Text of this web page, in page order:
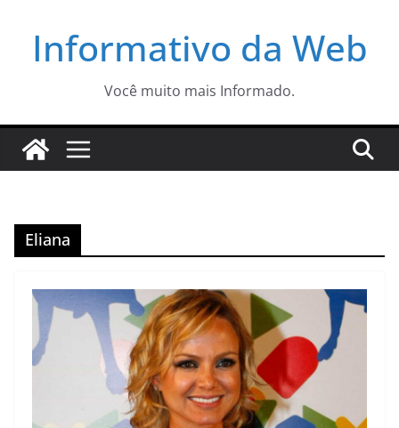
Informativo da Web
Você muito mais Informado.
Eliana